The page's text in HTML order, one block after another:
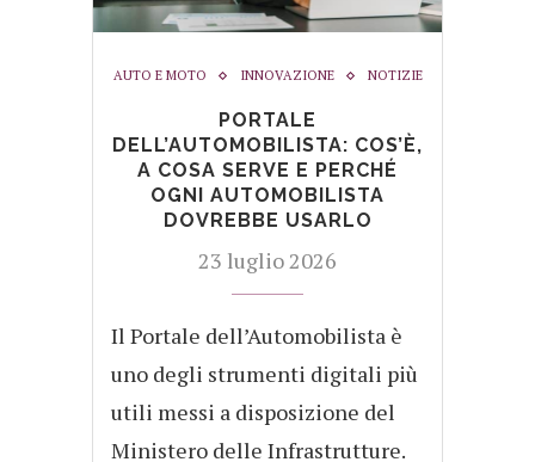
AUTO E MOTO INNOVAZIONE NOTIZIE
PORTALE
DELL’AUTOMOBILISTA: COS’È,
A COSA SERVE E PERCHÉ
OGNI AUTOMOBILISTA
DOVREBBE USARLO
23 luglio 2026
Il Portale dell’Automobilista è
uno degli strumenti digitali più
utili messi a disposizione del
Ministero delle Infrastrutture.